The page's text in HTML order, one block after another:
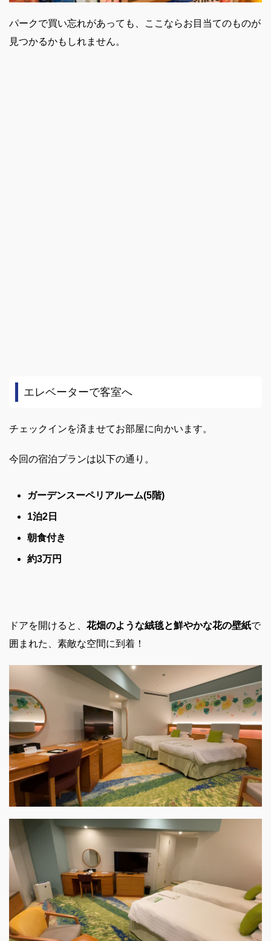
パークで買い忘れがあっても、ここならお目当てのものが
見つかるかもしれません。
エレベーターで客室へ
チェックインを済ませてお部屋に向かいます。
今回の宿泊プランは以下の通り。
ガーデンスーペリアルーム(5階)
1泊2日
朝食付き
約3万円
ドアを開けると、 花畑のような絨毯と鮮やかな花の壁紙で
囲まれた、素敵な空間に到着！